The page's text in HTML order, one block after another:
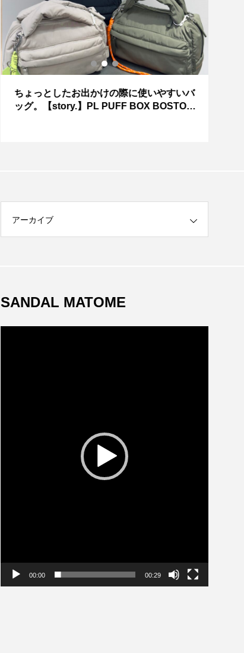
ちょっとしたお出かけの際に使いやすいバ
ッグ。【story.】PL PUFF BOX BOSTON
アーカイブ
SANDAL MATOME
00:00 00:29